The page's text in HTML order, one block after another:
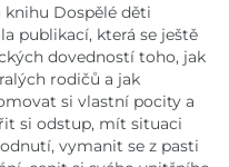
knihu Dospělé děti
publikací, která se ještě
dovedností toho, jak
rodičů a jak
si vlastní pocity a
si odstup, mít situaci
vymanit se z pasti